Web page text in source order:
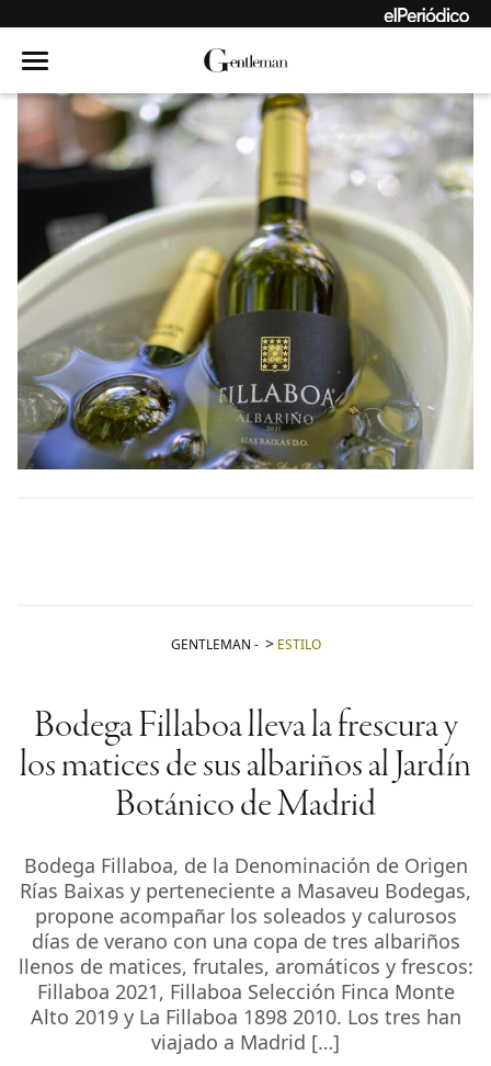
GENTLEMAN - ESTILO
Bodega Fillaboa lleva la frescura y
los matices de sus albariños al Jardín
Botánico de Madrid
Bodega Fillaboa, de la Denominación de Origen
Rías Baixas y perteneciente a Masaveu Bodegas,
propone acompañar los soleados y calurosos
días de verano con una copa de tres albariños
llenos de matices, frutales, aromáticos y frescos:
Fillaboa 2021, Fillaboa Selección Finca Monte
Alto 2019 y La Fillaboa 1898 2010. Los tres han
viajado a Madrid […]